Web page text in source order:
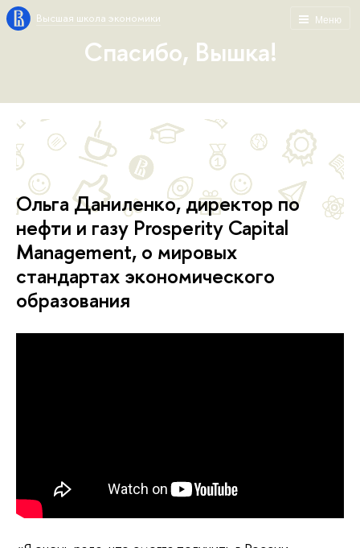
Меню
Высшая школа экономики
Спасибо, Вышка!
Ольга Даниленко, директор по
нефти и газу Prosperity Capital
Management, о мировых
стандартах экономического
образования